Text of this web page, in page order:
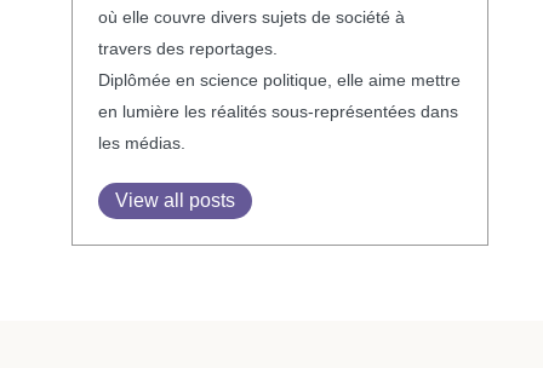
où elle couvre divers sujets de société à
travers des reportages.
Diplômée en science politique, elle aime mettre
en lumière les réalités sous-représentées dans
les médias.
View all posts